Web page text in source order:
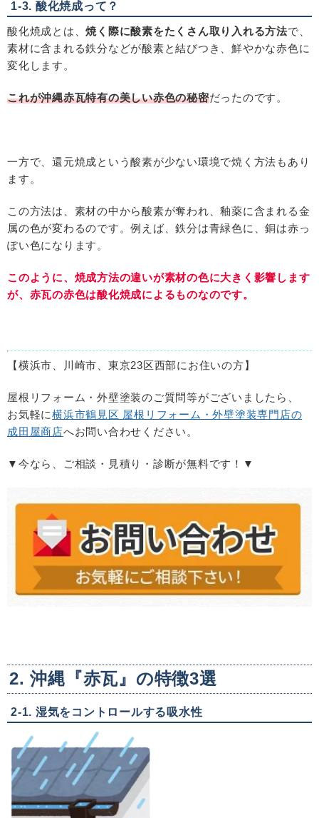
1-3. 酸化焼成って？
酸化焼成とは、焼く際に酸素をたくさん取り入れる方法で、
素材に含まれる鉄分などが酸素と結びつき、鮮やかな赤色に
変化します。
これが沖縄赤瓦特有の美しい赤色の秘密だったのです。
一方で、還元焼成という酸素が少ない環境で焼く方法もあり
ます。
この方法は、素材の中から酸素が奪われ、釉薬に含まれる金
属の色が変わるのです。例えば、鉄分は青緑色に、銅は赤っ
ぽい色になります。
このように、焼成方法の違いが素材の色に大きく影響します
が、赤瓦の赤色は酸化焼成によるものなのです。
【横浜市、川崎市、東京23区西部にお住いの方】
屋根リフォーム・外壁塗装のご質問等がございましたら、
お気軽に横浜市鶴見区 屋根リフォーム・外壁塗装専門店の
成田屋商店へお問い合わせください。
▼今なら、ご相談・見積り・診断が無料です！▼
2. 沖縄『赤瓦』の特徴3選
2-1. 湿気をコントロールする吸水性